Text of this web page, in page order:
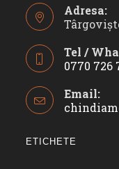
Adresa:
Tel /
0770 726
in
your
Email:
ETICHETE